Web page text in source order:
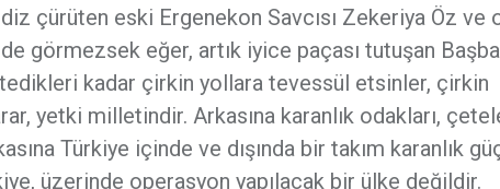
çürüten eski Ergenekon Savcısı Zekeriya Öz ve
görmezsek eğer, artık iyice paçası tutuşan
kadar çirkin yollara tevessül etsinler, çirkin
yetki milletindir. Arkasına karanlık odakları,
Türkiye içinde ve dışında bir takım karanlık
üzerinde operasyon yapılacak bir ülke değildir.